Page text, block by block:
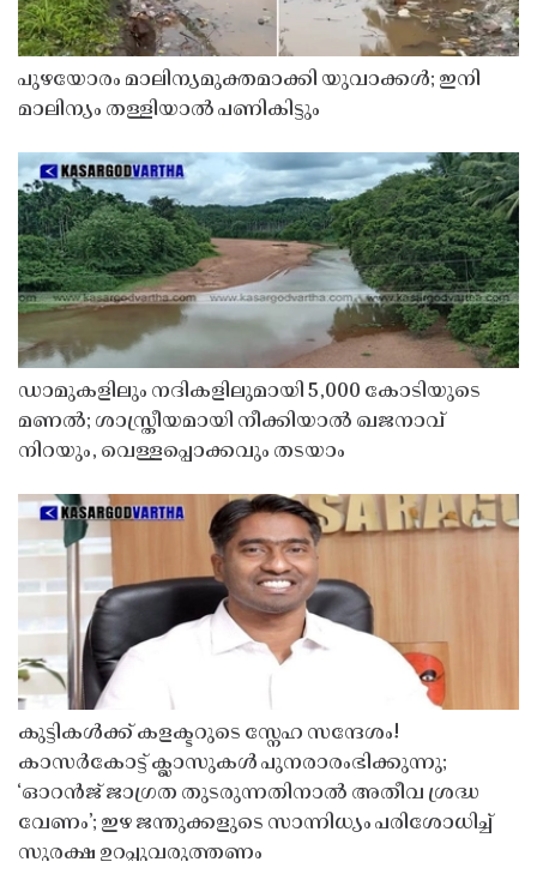
പുഴയോരം മാലിന്യമുക്തമാക്കി യുവാക്കൾ; ഇനി
മാലിന്യം തള്ളിയാൽ പണികിട്ടും
ഡാമുകളിലും നദികളിലുമായി 5,000 കോടിയുടെ
മണൽ; ശാസ്ത്രീയമായി നീക്കിയാൽ ഖജനാവ്
നിറയും, വെള്ളപ്പൊക്കവും തടയാം
കുട്ടികൾക്ക് കളക്ടറുടെ സ്നേഹ സന്ദേശം!
കാസർകോട്ട് ക്ലാസുകൾ പുനരാരംഭിക്കുന്നു;
‘ഓറൻജ് ജാഗ്രത തുടരുന്നതിനാൽ അതീവ ശ്രദ്ധ
വേണം’; ഇഴ ജന്തുക്കളുടെ സാന്നിധ്യം പരിശോധിച്ച്
സുരക്ഷ ഉറപ്പുവരുത്തണം